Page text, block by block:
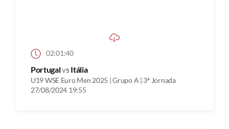
02:01:40
Portugalvs Itália
U19 WSE Euro Men 2025 | Grupo A | 3ª Jornada
27/08/2024 19:55